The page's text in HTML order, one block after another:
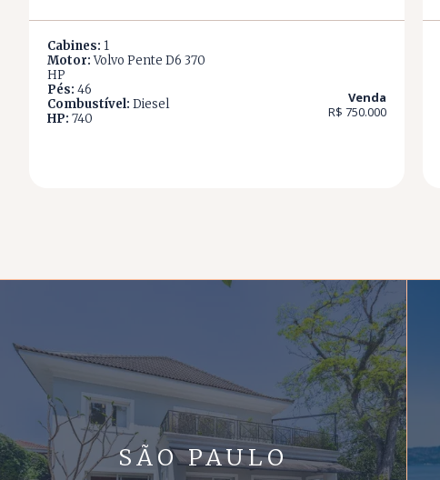
Cabines: 1
Motor:Volvo Pente D6 370
HP
Pés: 46
Combustível: Diesel
HP: 740
Venda
R$ 750.000
SÃO PAULO